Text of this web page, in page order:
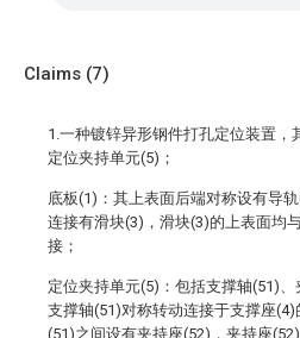
Claims (7)
1.一种镀锌异形钢件打孔定位装置，
定位夹持单元(5)；
底板(1)：其上表面后端对称设有导
连接有滑块(3)，滑块(3)的上表面均
接；
定位夹持单元(5)：包括支撑轴(51)
支撑轴(51)对称转动连接于支撑座
(51)之间设有夹持座(52)，夹持座